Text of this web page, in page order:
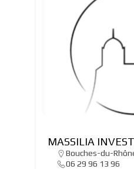
MASSILIA
Bouches-du-
06 29 96 13 96